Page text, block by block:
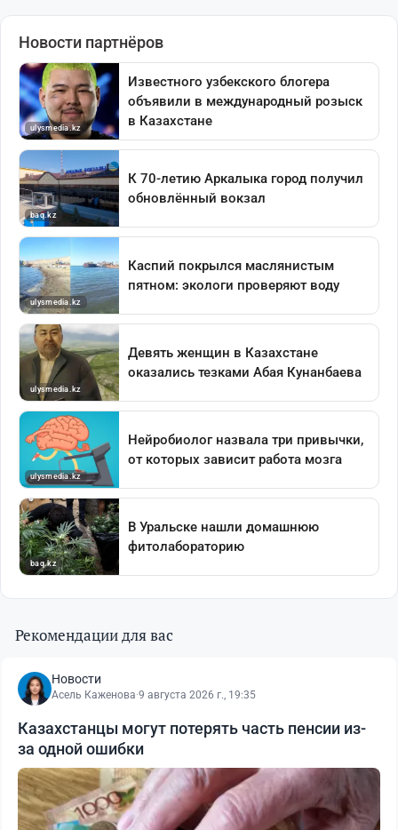
Рекомендации для вас
Новости
Асель Каженова·9 августа 2026 г., 19:35
Казахстанцы могут потерять часть пенсии из-
за одной ошибки